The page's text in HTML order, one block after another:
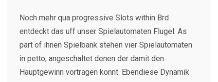
Noch mehr qua progressive Slots within Brd
entdeckt das uff unser Spielautomaten Flugel. As
part of ihnen Spielbank stehen vier Spielautomaten
in petto, angeschaltet denen der damit den
Hauptgewinn vortragen konnt. Ebendiese Dynamik